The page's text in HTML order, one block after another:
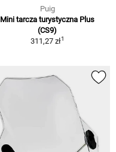
Puig
Mini tarcza turystyczna Plus
(CS9)
311,27 zł1